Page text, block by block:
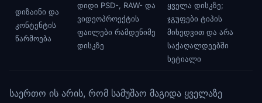
დიზაინი და
კონტენტის
წარმოება
დიდი PSD-, RAW- და
ვიდეოპროექტის
ფაილები რამდენიმე
დისკზე
ყველა დისკზე;
ჯგუფები ტიპის
მიხედვით და არა
საქაღალდეებში
ხეტიალი
საერთო ის არის, რომ სამუშაო მაგიდა ყველაზე